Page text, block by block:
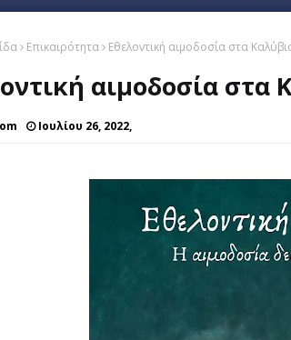
Επικαιρότητα Εθελοντική αιμοδοσία στα
αιμοδοσία στα
Ιουλίου 26, 2022,